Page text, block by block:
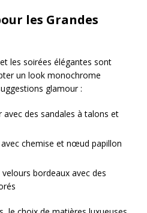
les Grandes
et les soirées élégantes sont
un look monochrome
glamour :
avec des sandales à talons et
chemise et nœud papillon
bordeaux avec des